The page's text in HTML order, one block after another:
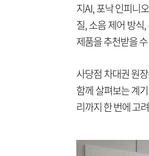
지AI, 포낙 인피니
질, 소음 제어 방식
제품을 추천받을
사당점 차대권 원
함께 살펴보는 계
리까지 한 번에 고